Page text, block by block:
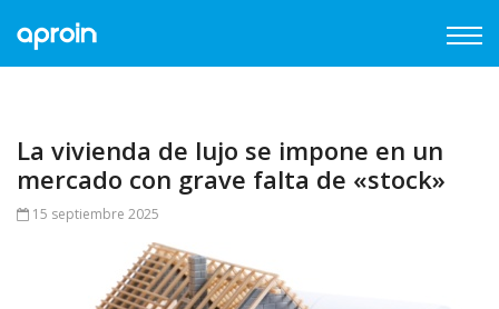
La vivienda de lujo se impone en un
mercado con grave falta de «stock»
15 septiembre 2025